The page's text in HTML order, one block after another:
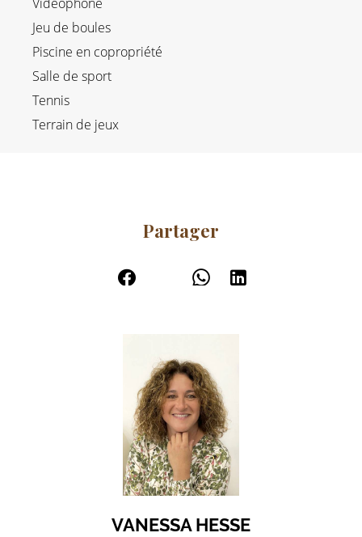
Jeu de boules
Piscine en copropriété
Salle de sport
Tennis
Terrain de jeux
Partager
VANESSA HESSE